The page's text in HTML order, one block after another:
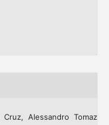
Alessandro Tomaz